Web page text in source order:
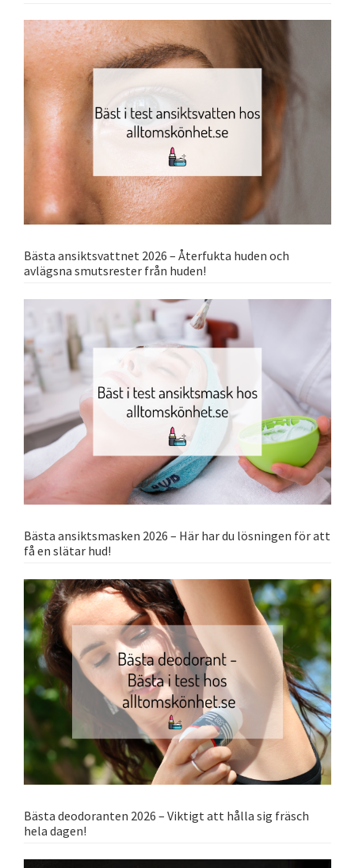
Bästa ansiktsvattnet 2026 – Återfukta huden och
avlägsna smutsrester från huden!
Bästa ansiktsmasken 2026 – Här har du lösningen för att
få en slätar hud!
Bästa deodoranten 2026 – Viktigt att hålla sig fräsch
hela dagen!